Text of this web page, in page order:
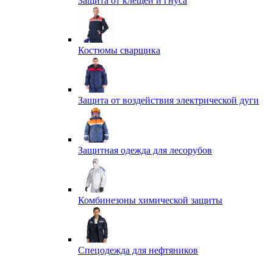
Костюмы сварщика
Защита от воздействия электрической дуги
Защитная одежда для лесорубов
Комбинезоны химической защиты
Спецодежда для нефтяников